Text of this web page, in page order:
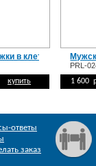
в клетку Mr 16
купить
PRL-
1 600
ответы
заказ